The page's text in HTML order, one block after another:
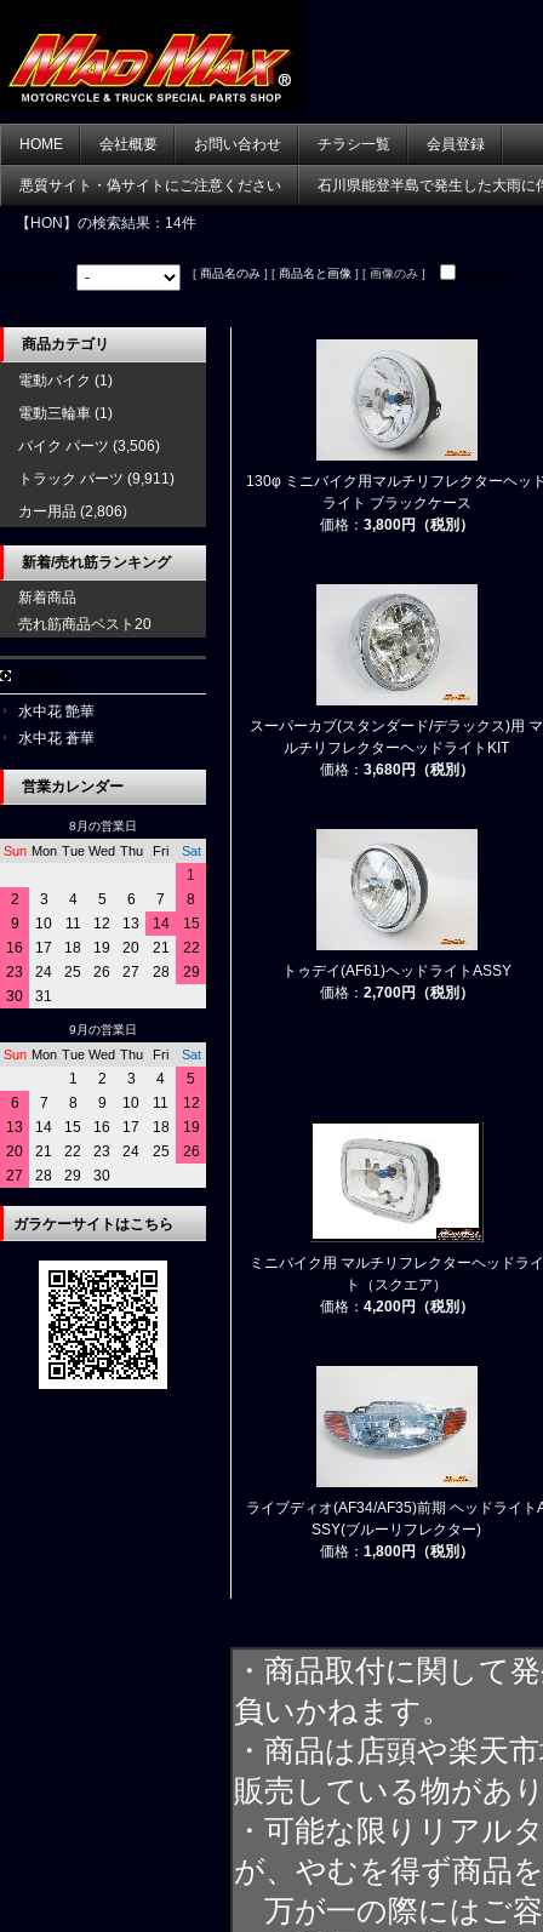
HOME 会社概要 お問い合わせ チラシ一覧 会員登録
悪質サイト・偽サイトにご注意ください 石川県能登半島で発生した大雨に
【HON】 の検索結果：14件
[ 商品名のみ ] [ 商品名と画像 ] [ 画像のみ ]
130φ ミニバイク用マルチリフレクターヘッ
ライト ブラックケース
価格： 3,800円（税別）
スーパーカブ(スタンダード/デラックス)用 マ
ルチリフレクターヘッドライトKIT
価格： 3,680円（税別）
トゥデイ(AF61)ヘッドライトASSY
価格： 2,700円（税別）
ミニバイク用 マルチリフレクターヘッドライ
ト（スクエア）
価格： 4,200円（税別）
ライブディオ(AF34/AF35)前期 ヘッドライト
SSY(ブルーリフレクター)
価格： 1,800円（税別）
・商品取付に関して
負いかねます。
・商品は店頭や楽天
販売している物があ
・可能な限りリアル
が、やむを得ず商品
万が一の際にはご
商品カテゴリ
電動バイク (1)
電動三輪車 (1)
バイク パーツ (3,506)
トラック パーツ (9,911)
カー用品 (2,806)
新着/売れ筋ランキング
新着商品
売れ筋商品ベスト20
水中花 艶華
水中花 蒼華
営業カレンダー
8月の営業日
Sun Mon Tue Wed Thu Fri Sat
1
2
3 4 5 6 7
8
9
10 11 12 13 14
15
16
17 18 19 20 21
22
23
24 25 26 27 28
29
30
31
9月の営業日
Sun Mon Tue Wed Thu Fri Sat
1 2 3 4
5
6
7 8 9 10 11
12
13
14 15 16 17 18
19
20
21 22 23 24 25
26
27
28 29 30
ガラケーサイトはこちら